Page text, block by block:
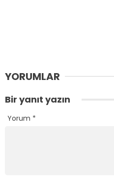
YORUMLAR
Bir yanıt yazın
Yorum *